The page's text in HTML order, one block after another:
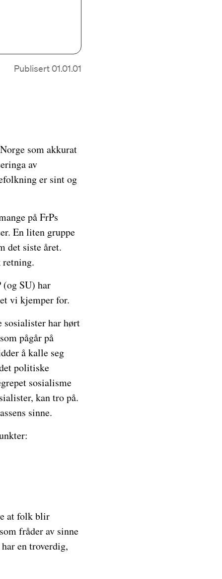
Publisert 01.01.01
som akkurat
av
er sint og
på FrPs
En liten gruppe
det siste året.
SU) har
vi kjemper for.
sosialister har hørt
pågår på
å kalle seg
politiske
sosialisme
kan tro på.
sinne.
at folk blir
fråder av sinne
en troverdig,